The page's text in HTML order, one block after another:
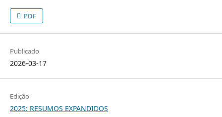
PDF
Publicado
2026-03-17
Edição
2025: RESUMOS EXPANDIDOS